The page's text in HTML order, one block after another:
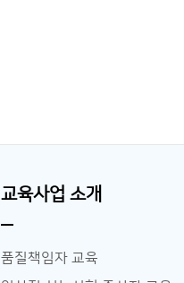
교육사업 소개
품질책임자 교육